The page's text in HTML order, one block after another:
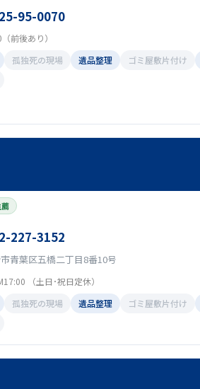
95-0070
前後あり）
孤独死の現場 遺品整理 ゴミ屋敷片付け
227-3152
青葉区五橋二丁目8番10号
（土日･祝日定休）
孤独死の現場 遺品整理 ゴミ屋敷片付け